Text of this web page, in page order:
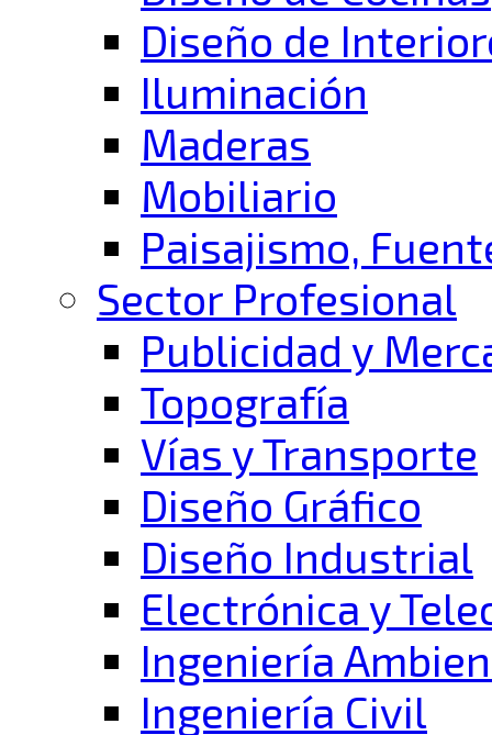
Diseño de
Iluminación
Maderas
Mobiliario
Paisajismo,
Sector Profesional
Publicidad y
Topografía
Vías y Transporte
Diseño Gráfico
Diseño Industrial
Electrónica y
Ingeniería
Ingeniería Civil